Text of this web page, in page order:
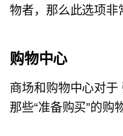
物者，那么此选项非
购物中心
商场和购物中心对于
那些“准备购买”的购